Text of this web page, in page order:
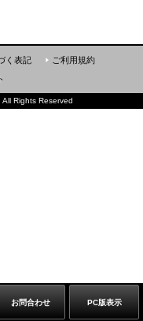
お問合わせ PC版表示
く表記
ご利用規約
Rights Reserved